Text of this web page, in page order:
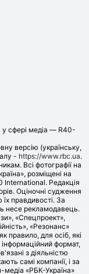
у сфері медіа — R40-
версію (українську,
- https://www.rbc.ua.
Всі фотографії на
розміщені на
International. Редакція
Оціночні судження
правдивості. За
несе рекламодавець.
«Спецпроект»,
«Резонанс»
правило, для осіб, які
інформаційний формат,
з діяльністю
самі компанії, і за
медіа «РБК-Україна»